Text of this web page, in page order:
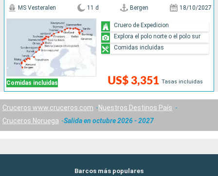
Comidas incluidas
MS Vesteralen 11 d Bergen 18/10/2027
US$ 3,351 Tasas incluidas
Cruero de Expedicion
Explora el polo norte o el polo sur
Comidas incluidas
Cruceros www.cruceros.com
Nuestros Destinos País
Cruceros Noruega
Salida en octubre 2026 - 2027
Barcos más populares